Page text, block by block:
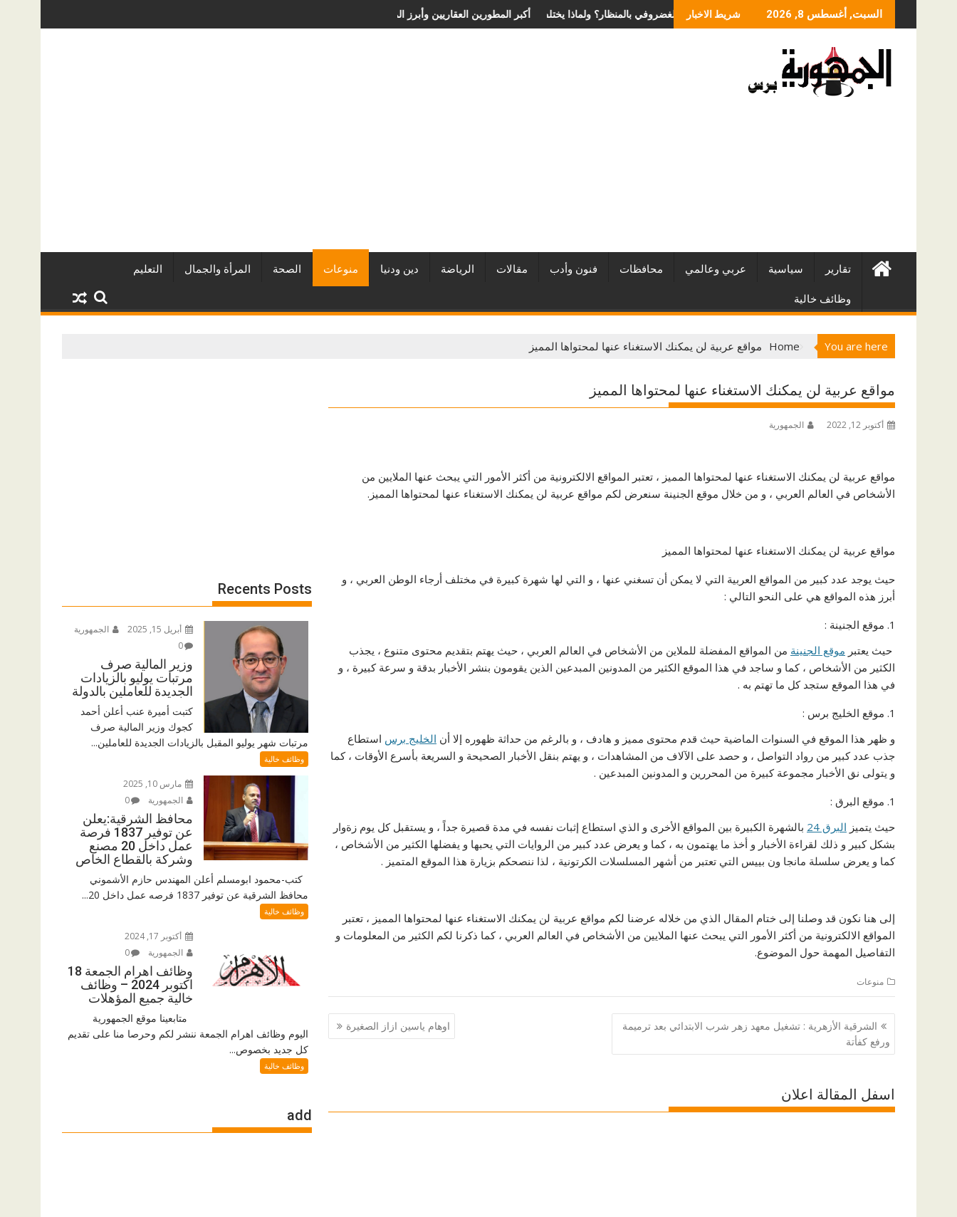
to
السبت, أغسطس 8, 2026 شريط الاخبار أفضل شركات التطوير العقاري في مصر من URE | أكبر المطورين العقاريين وأبرز المشروعاتما الذي يحدد سعر عملية الانزلاق الغضروفي بالمنظار؟ ولماذا يختلف من مريض لآخر؟
تقارير سياسية عربي وعالمي محافظات فنون وأدب مقالات الرياضة دين ودنيا منوعات الصحة المرأة والجمال التعليم
وظائف خالية
You are here
Home مواقع عربية لن يمكنك الاستغناء عنها لمحتواها المميز
مواقع عربية لن يمكنك الاستغناء عنها لمحتواها المميز
أكتوبر 12, 2022 الجمهورية
مواقع عربية لن يمكنك الاستغناء عنها لمحتواها المميز ، تعتبر المواقع الالكترونية من أكثر الأمور التي يبحث عنها الملايين من
الأشخاص في العالم العربي ، و من خلال موقع الجنينة سنعرض لكم مواقع عربية لن يمكنك الاستغناء عنها لمحتواها المميز.
مواقع عربية لن يمكنك الاستغناء عنها لمحتواها المميز
حيث يوجد عدد كبير من المواقع العربية التي لا يمكن أن تسغني عنها ، و التي لها شهرة كبيرة في مختلف أرجاء الوطن العربي ، و
أبرز هذه المواقع هي على النحو التالي :
موقع الجنينة :
حيث يعتبر موقع الجنينة من المواقع المفضلة للملاين من الأشخاص في العالم العربي ، حيث يهتم بتقديم محتوى متنوع ، يجذب
الكثير من الأشخاص ، كما و ساجد في هذا الموقع الكثير من المدونين المبدعين الذين يقومون بنشر الأخبار بدقة و سرعة كبيرة ، و
في هذا الموقع ستجد كل ما تهتم به .
موقع الخليج برس :
و ظهر هذا الموقع في السنوات الماضية حيث قدم محتوى مميز و هادف ، و بالرغم من حداثة ظهوره إلا أن الخليج برس استطاع
جذب عدد كبير من رواد التواصل ، و حصد على الآلاف من المشاهدات ، و يهتم بنقل الأخبار الصحيحة و السريعة بأسرع الأوقات ، كما
و يتولى نق الأخبار مجموعة كبيرة من المحررين و المدونين المبدعين .
موقع البرق :
حيث يتميز البرق 24
بالشهرة الكبيرة بين المواقع الأخرى و الذي استطاع إثبات نفسه في مدة قصيرة جداً ، و يستقبل كل يوم زةوار
بشكل كبير و ذلك لقراءة الأخبار و أخذ ما يهتمون به ، كما و يعرض عدد كبير من الروايات التي يحبها و يفضلها الكثير من الأشخاص ،
كما و يعرض سلسلة مانجا ون بييس التي تعتبر من أشهر المسلسلات الكرتونية ، لذا ننصحكم بزيارة هذا الموقع المتميز .
إلى هنا نكون قد وصلنا إلى ختام المقال الذي من خلاله عرضنا لكم مواقع عربية لن يمكنك الاستغناء عنها لمحتواها المميز ، تعتبر
المواقع الالكترونية من أكثر الأمور التي يبحث عنها الملايين من الأشخاص في العالم العربي ، كما ذكرنا لكم الكثير من المعلومات و
التفاصيل المهمة حول الموضوع.
منوعات
تصفّح
المقالات
الشرقية الأزهرية : تشغيل معهد زهر شرب الابتدائي بعد ترميمة
ورفع كفأتة
اوهام ياسين ازاز الصغيرة
اسفل المقالة اعلان
Recents Posts
أبريل 15, 2025
الجمهورية
0
وزير المالية صرف
مرتبات يوليو بالزيادات
الجديدة للعاملين بالدولة
كتبت أميرة عنب أعلن أحمد
كجوك وزير المالية صرف
مرتبات شهر يوليو المقبل بالزيادات الجديدة للعاملين...
وظائف خالية
مارس 10, 2025
الجمهورية
0
محافظ الشرقية:يعلن
عن توفير 1837 فرصة
عمل داخل 20 مصنع
وشركة بالقطاع الخاص
كتب-محمود ابومسلم أعلن المهندس حازم الأشموني
محافظ الشرقية عن توفير 1837 فرصه عمل داخل 20...
وظائف خالية
أكتوبر 17, 2024
الجمهورية
0
وظائف اهرام الجمعة 18
اكتوبر 2024 – وظائف
خالية جميع المؤهلات
متابعينا موقع الجمهورية
اليوم وظائف اهرام الجمعة ننشر لكم وحرصا منا على تقديم
كل جديد بخصوص...
وظائف خالية
add